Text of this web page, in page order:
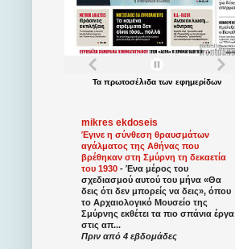
Τα πρωτοσέλιδατων εφημερίδων
mikres ekdoseis
Έγινε η σύνθεση θραυσμάτων
αγάλματος της Αθήνας που
βρέθηκαν στη Σμύρνη τη δεκαετία
του 1930 - Ένα μέρος του
σχεδιασμού αυτού του μήνα «Θα
δεις ότι δεν μπορείς να δεις», όπου
το Αρχαιολογικό Μουσείο της
Σμύρνης εκθέτει τα πιο σπάνια έργα
στις απ...
Πριν από 4 εβδομάδες